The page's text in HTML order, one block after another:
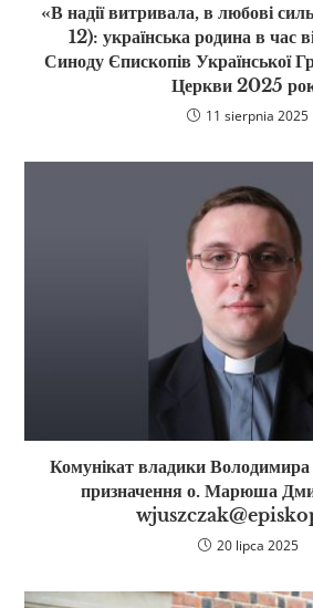
«В надії витривала, в любові
12): українська родина в час
Синоду Єпископів Української
Церкви 2025
11 sierpnia 2025
Комунікат владики Володимира
призначення о. Марюша
20 lipca 2025